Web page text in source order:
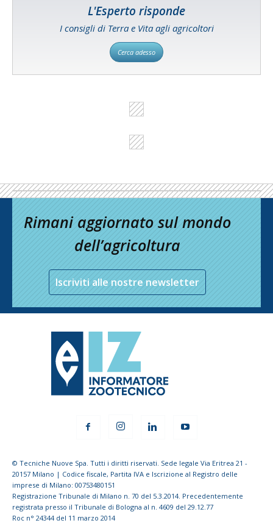
L'Esperto risponde
I consigli di Terra e Vita agli agricoltori
Cerca adesso
Rimani aggiornato sul mondo
dell’agricoltura
Iscriviti alle nostre newsletter
© Tecniche Nuove Spa. Tutti i diritti riservati. Sede legale Via Eritrea 21 -
20157 Milano | Codice fiscale, Partita IVA e Iscrizione al Registro delle
imprese di Milano: 00753480151
Registrazione Tribunale di Milano n. 70 del 5.3.2014. Precedentemente
registrata presso il Tribunale di Bologna al n. 4609 del 29.12.77
Roc n° 24344 del 11 marzo 2014